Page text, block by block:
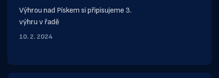
Výhrou nad Pískem si připisujeme 3.
výhru v řadě
10. 2. 2024